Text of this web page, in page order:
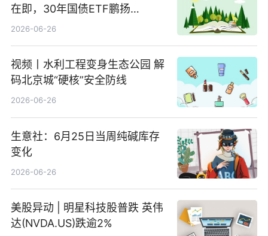
在即，30年国债ETF鹏扬
(511090) 盘中小幅上涨
2026-06-26
视频丨水利工程变身生态公园 解
码北京城“硬核”安全防线
2026-06-26
生意社：6月25日当周纯碱库存
变化
2026-06-26
美股异动 | 明星科技股普跌 英伟
达(NVDA.US)跌逾2%